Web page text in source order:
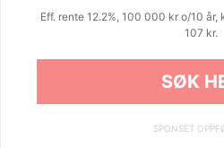
Eff. rente 12.2%, 100 000 kr o/10
107 kr.
SØK
SPONSET